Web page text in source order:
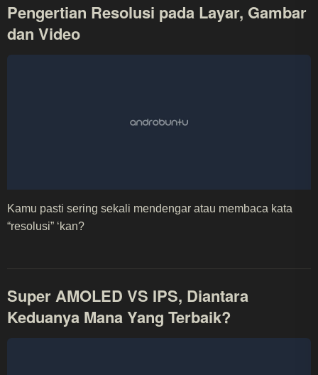
Pengertian Resolusi pada Layar, Gambar
dan Video
Kamu pasti sering sekali mendengar atau membaca kata
“resolusi” ‘kan?
Super AMOLED VS IPS, Diantara
Keduanya Mana Yang Terbaik?